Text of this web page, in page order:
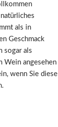
als in
Geschmack
sogar als
Wein angesehen
wenn Sie diese